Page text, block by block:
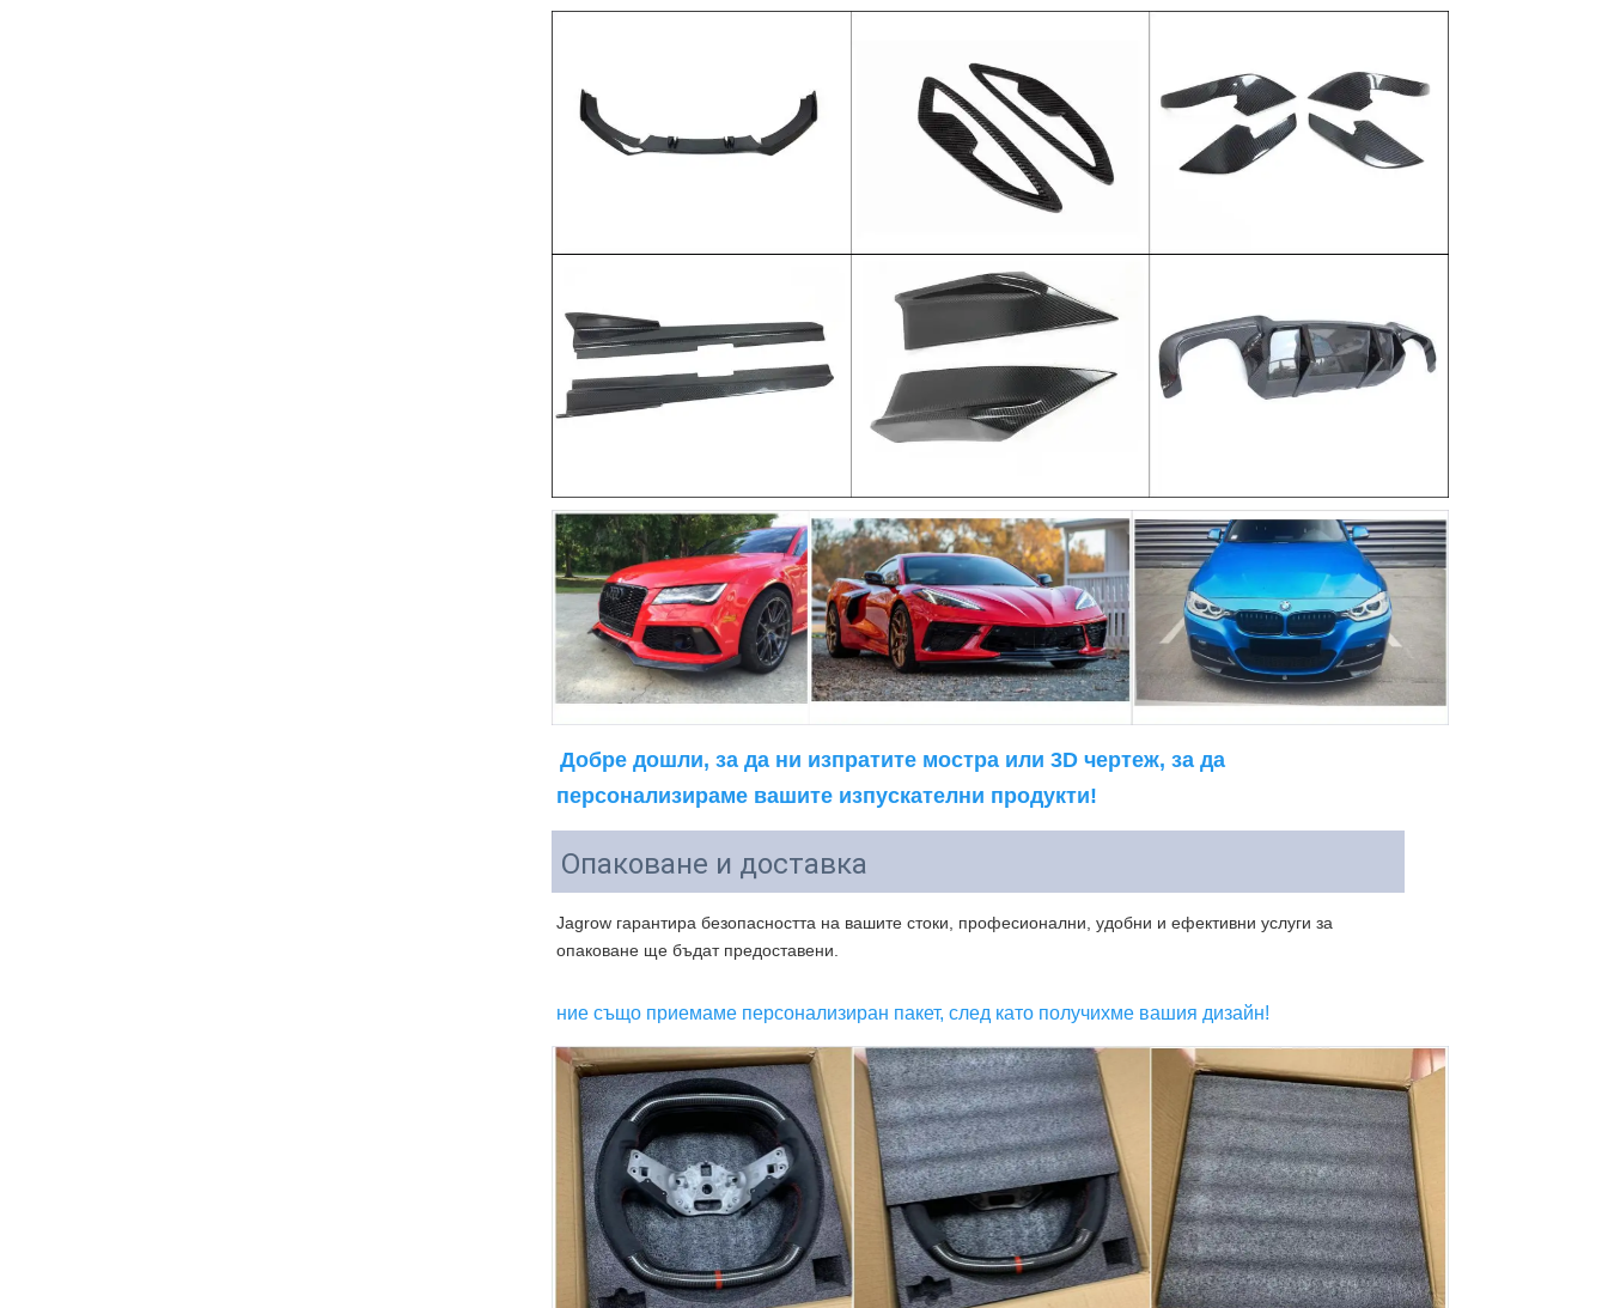
Добре дошли, за да ни изпратите мостра или 3D чертеж, за да
персонализираме вашите изпускателни продукти!
Опаковане и доставка
Jagrow гарантира безопасността на вашите стоки, професионални, удобни и ефективни услуги за
опаковане ще бъдат предоставени.
ние също приемаме персонализиран пакет, след като получихме вашия дизайн!